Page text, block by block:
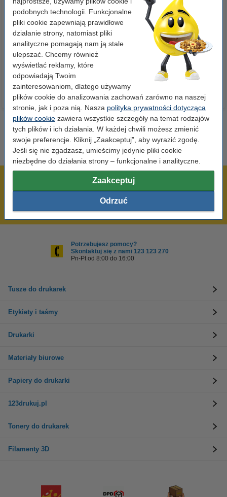
podobnych technologii. Funkcjonalne
pliki cookie zapewniają prawidłowe
działanie strony, natomiast pliki
analityczne pomagają nam ją stale
ulepszać. Chcemy również
wyświetlać reklamy, które
odpowiadają Twoim
zainteresowaniom, dlatego używamy
plików cookie do analizowania zachowań zarówno na naszej
stronie, jak i poza nią. Nasza polityka prywatności dotycząca
plików cookie zawiera wszystkie szczegóły na temat rodzajów
tych plików i ich działania. W każdej chwili możesz zmienić
swoje preferencje. Kliknij „Zaakceptuj”, aby wyrazić zgodę.
Jeśli się nie zgadzasz, umieścimy jedynie pliki cookie
niezbędne do działania strony – funkcjonalne i analityczne.
Zaakceptuj
Odrzuć
Papier ksero A4 80 g/m2 (500
szt.), 123drukuj
23,00 zł z VAT
Papier ksero A4 80 g/m2 (2500
szt.), 123drukuj (5 ryz)
110,00 zł z VAT
600 tysięcy zadowolonych klientów
Najniższe ceny!
Potrzebujesz pomocy?
Skontaktuj się z nami 123 123 270
Pn-Pt od 8:00 do 16:00
Tusze do drukarek
Etykiety i taśmy
Drukarki
Materiały biurowe
Papiery do drukarki
123drukuj.pl
Tonery do drukarek
Filamenty 3D